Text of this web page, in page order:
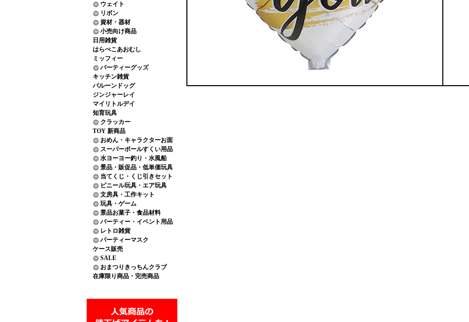
ウェイト
リボン
資材・器材
小売向け商品
日用雑貨
はらぺこあおむし
ミッフィー
パーティーグッズ
キッチン雑貨
バルーンドッグ
ジンジャーレイ
マイリトルデイ
知育玩具
クラッカー
TOY 新商品
おめん・キャラクターお面
スーパーボールすくい用品
水ヨーヨー釣り・水風船
景品・販促品・低単価玩具
当てくじ・くじ引きセット
ビニール玩具・エア玩具
文房具・工作キット
玩具・ゲーム
景品お菓子・食品材料
パーティー・イベント用品
レトロ雑貨
パーティーマスク
ケース販売
SALE
おまつりきっちんクラブ
在庫限り商品・完売商品